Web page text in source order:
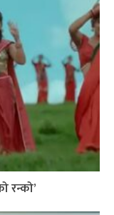
रन्को’